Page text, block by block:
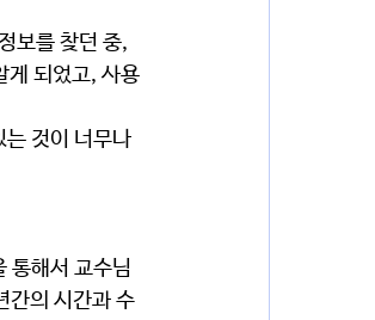
게 되었고, 사용
간의 시간과 수